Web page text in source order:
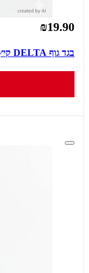
₪19.90
בגד גוף DELTA קיץ 3-24M תינוקות בנים מיקי מאוס כחול